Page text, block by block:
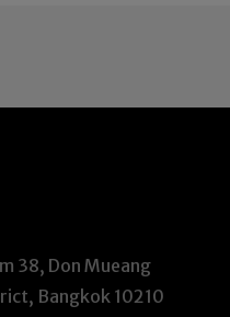
38, Don Mueang
Bangkok 10210